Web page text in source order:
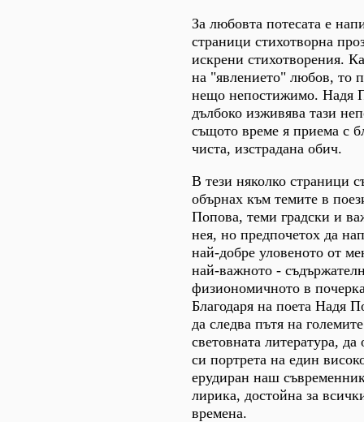
За любовта потесата е
страници стихотворна
искрени стихотворения.
на "явлението" любов, то
нещо непостижимо. Надя
дълбоко изживява тази
същото време я приема с
чиста, изстрадана обич.
В тези няколко страници
обърнах към темите в
Попова, теми градски и
нея, но предпочетох да
най-добре уловеното от
най-важното -
физиономичното в
Благодаря на поета Надя
да следва пътя на
световната литература, да
си портрета на един
ерудиран наш
лирика, достойна за
времена.